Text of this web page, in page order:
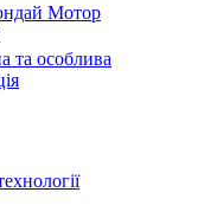
Мотор
та особлива